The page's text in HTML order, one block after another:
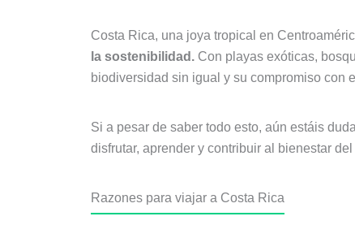
Costa Rica, una joya tropical en
la sostenibilidad. Con playas exóticas,
biodiversidad sin igual y su compromiso con
Si a pesar de saber todo esto, aún estáis
disfrutar, aprender y contribuir al bienestar
Razones para viajar a Costa Rica